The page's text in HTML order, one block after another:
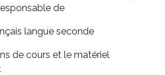
de
langue seconde
de cours et le matériel